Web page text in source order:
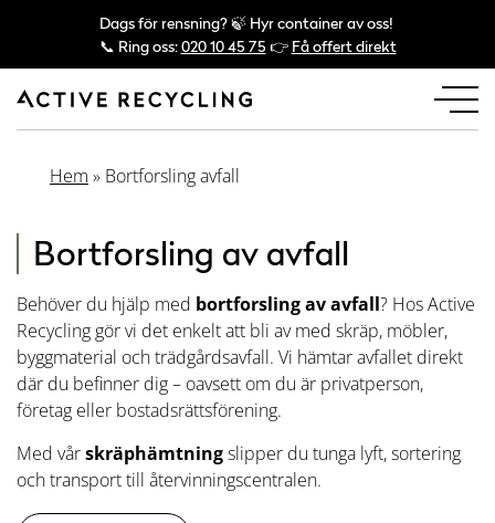
Dags för rensning? 🍃 Hyr container av oss!
📞 Ring oss:020 10 45 75 👉 Få offert direkt
Hem » Bortforsling avfall
Bortforsling av avfall
Behöver du hjälp med bortforsling av avfall? Hos Active
Recycling gör vi det enkelt att bli av med skräp, möbler,
byggmaterial och trädgårdsavfall. Vi hämtar avfallet direkt
där du befinner dig – oavsett om du är privatperson,
företag eller bostadsrättsförening.
Med vårskräphämtningslipper du tunga lyft, sortering
och transport till återvinningscentralen.